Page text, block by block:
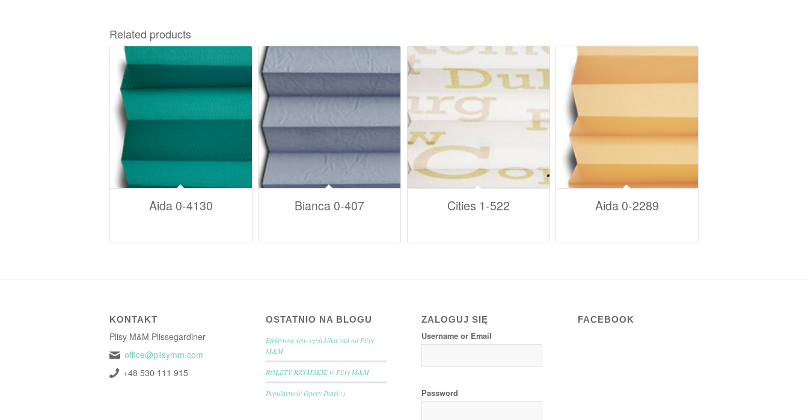
Related products
Aida 0-4130 Bianca 0-407 Cities 1-522 Aida 0-2289
KONTAKT
Plisy M&M Plissegardiner
office@plisymm.com
+48 530 111 915
OSTATNIO NA BLOGU
Efektywny sen- czyli kilka rad od Plisy
M&M
ROLETY RZYMSKIE w Plisy M&M
Popularność Opery Pearl :)
ZALOGUJ SIĘ
Username or Email
Password
FACEBOOK